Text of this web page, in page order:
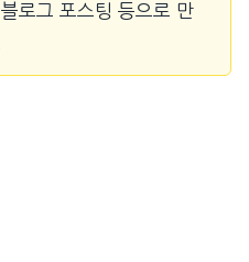
로그 포스팅 등으로 만